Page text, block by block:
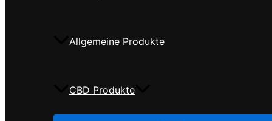
Allgemeine Produkte
CBD Produkte